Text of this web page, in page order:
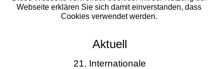
Webseite erklären Sie sich damit einverstanden, dass
Cookies verwendet werden.
Aktuell
21. Internationale